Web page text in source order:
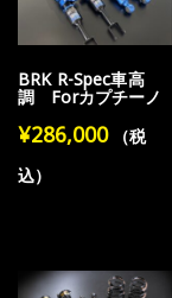
BRK R-Spec車高
調 Forカプチーノ
¥286,000
（税
込）